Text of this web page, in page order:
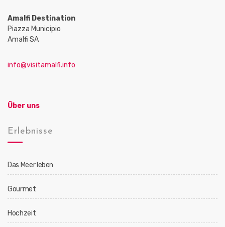
Amalfi Destination
Piazza Municipio
Amalfi SA
info@visitamalfi.info
Über uns
Erlebnisse
Das Meer leben
Gourmet
Hochzeit